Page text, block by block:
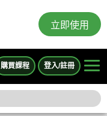
立即使用
購買課程 登入/註冊